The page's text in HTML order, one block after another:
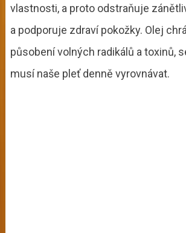
vlastnosti, a proto odstraňuje
a podporuje zdraví pokožky. Olej
působení volných radikálů a toxinů,
musí naše pleť denně vyrovnávat.